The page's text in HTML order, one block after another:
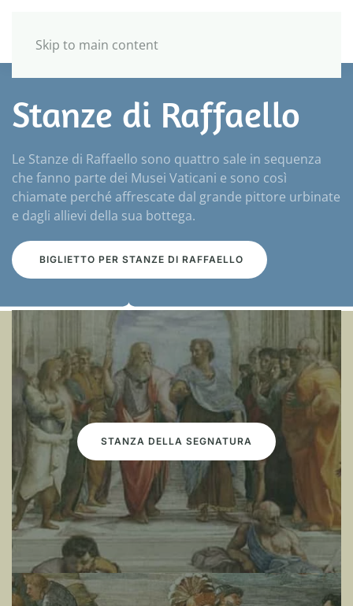
Skip to main content
Stanze di Raffaello
Le Stanze di Raffaello sono quattro sale in sequenza
che fanno parte dei Musei Vaticani e sono così
chiamate perché affrescate dal grande pittore urbinate
e dagli allievi della sua bottega.
BIGLIETTO PER STANZE DI RAFFAELLO
STANZA DELLA SEGNATURA